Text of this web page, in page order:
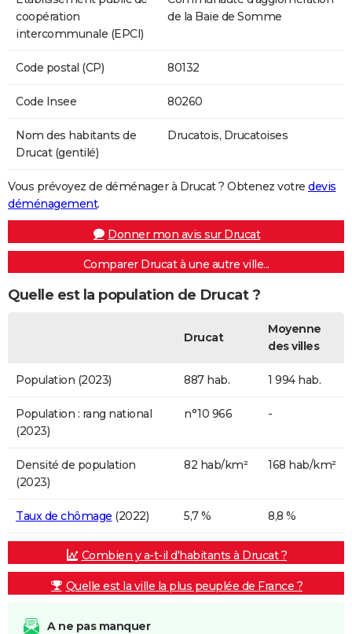
coopération
intercommunale (EPCI)
de la Baie de Somme
Code postal (CP) 80132
Code Insee 80260
Nom des habitants de
Drucat (gentilé)
Drucatois, Drucatoises
Vous prévoyez de déménager à Drucat ? Obtenez votre devis
déménagement.
Donner mon avis sur Drucat
Comparer Drucat à une autre ville...
Quelle est la population de Drucat ?
Drucat
Moyenne
des villes
Population (2023) 887 hab. 1 994 hab.
Population : rang national
(2023)
n°10 966 -
Densité de population
(2023)
82 hab/km² 168 hab/km²
Taux de chômage (2022) 5,7 % 8,8 %
Combien y a-t-il d'habitants à Drucat ?
Quelle est la ville la plus peuplée de France ?
A ne pas manquer